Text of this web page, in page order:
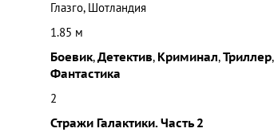
Глазго, Шотландия
1.85 м
Боевик,Детектив, Криминал,Триллер,
Фантастика
2
Стражи Галактики. Часть 2